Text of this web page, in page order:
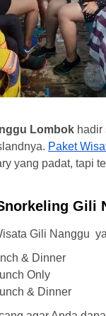
Lombok hadir
Paket
yang padat, tapi
Gili
Gili Nanggu
& Dinner
Only
& Dinner